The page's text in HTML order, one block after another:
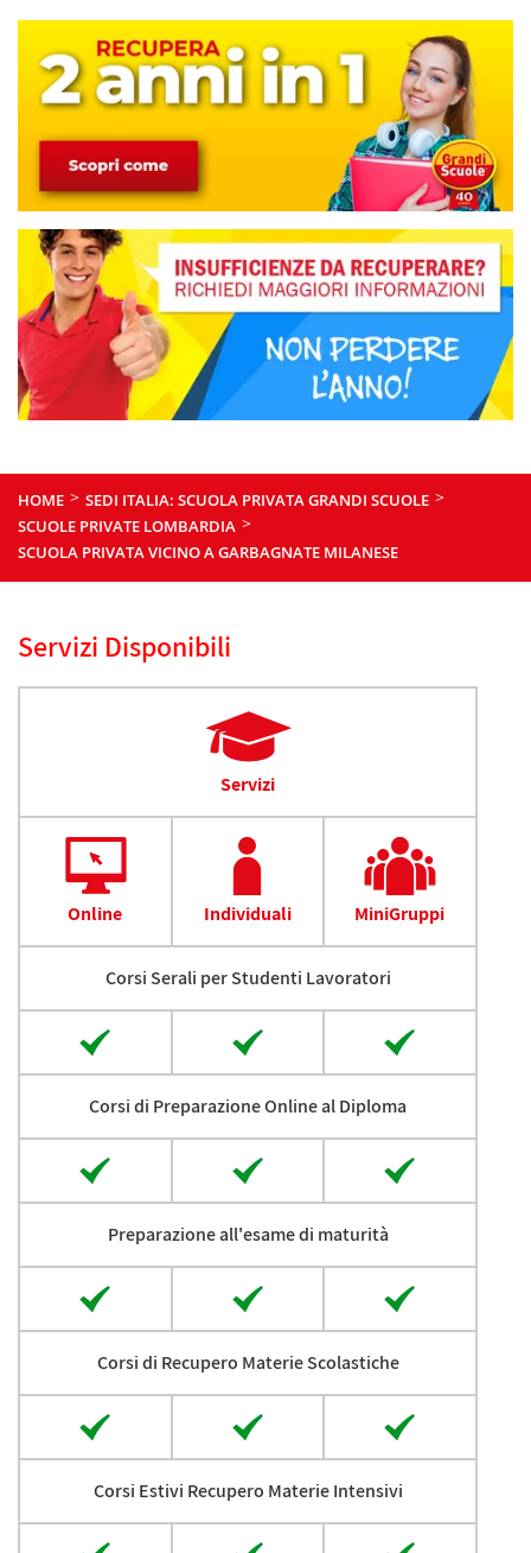
HOME > SEDI ITALIA: SCUOLA PRIVATA GRANDI SCUOLE >
SCUOLE PRIVATE LOMBARDIA >
SCUOLA PRIVATA VICINO A GARBAGNATE MILANESE
Servizi Disponibili
Servizi
Online Individuali MiniGruppi
Corsi Serali per Studenti Lavoratori
Corsi di Preparazione Online al Diploma
Preparazione all'esame di maturità
Corsi di Recupero Materie Scolastiche
Corsi Estivi Recupero Materie Intensivi